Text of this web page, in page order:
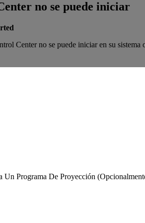
no se puede iniciar
Center no se puede iniciar en su
Un Programa De Proyección